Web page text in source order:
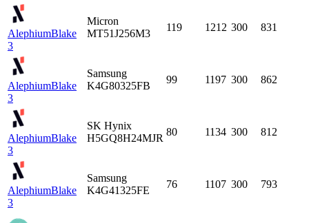
AlephiumBlake
3
Micron
MT51J256M3
119 1212 300 831
AlephiumBlake
3
Samsung
K4G80325FB
99 1197 300 862
AlephiumBlake
3
SK Hynix
H5GQ8H24MJR
80 1134 300 812
AlephiumBlake
3
Samsung
K4G41325FE
76 1107 300 793